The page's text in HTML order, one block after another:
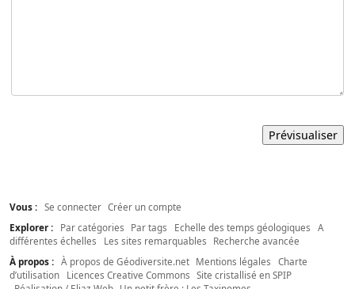
Vous : Se connecter Créer un compte
Explorer :
Par catégories Par tags Echelle des temps géologiques
A
différentes échelles
Les sites remarquables
Recherche avancée
À propos : À propos de Géodiversite.net Mentions légales
Charte
d’utilisation
Licences Creative Commons Site cristallisé en SPIP